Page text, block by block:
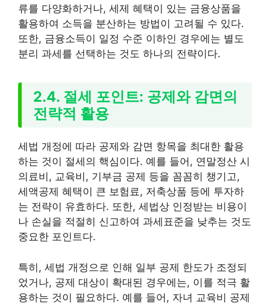
류를 다양화하거나, 세제 혜택이 있는 금융상품을
활용하여 소득을 분산하는 방법이 고려될 수 있다.
또한, 금융소득이 일정 수준 이하인 경우에는 별도
분리 과세를 선택하는 것도 하나의 전략이다.
2.4. 절세 포인트: 공제와 감면의
전략적 활용
세법 개정에 따라 공제와 감면 항목을 최대한 활용
하는 것이 절세의 핵심이다. 예를 들어, 연말정산 시
의료비, 교육비, 기부금 공제 등을 꼼꼼히 챙기고,
세액공제 혜택이 큰 보험료, 저축상품 등에 투자하
는 전략이 유효하다. 또한, 세법상 인정받는 비용이
나 손실을 적절히 신고하여 과세표준을 낮추는 것도
중요한 포인트다.
특히, 세법 개정으로 인해 일부 공제 한도가 조정되
었거나, 공제 대상이 확대된 경우에는, 이를 적극 활
용하는 것이 필요하다. 예를 들어, 자녀 교육비 공제